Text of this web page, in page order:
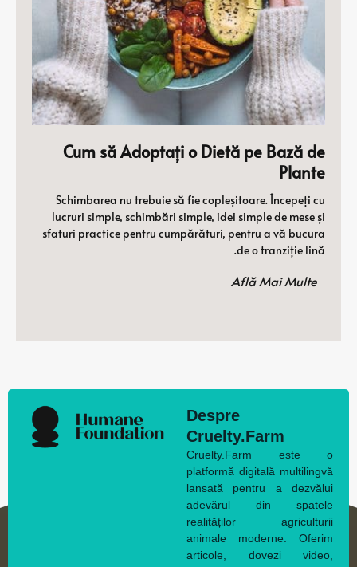
Cum să Adoptați o Dietă pe Bază de
Plante
Schimbarea nu trebuie să fie copleșitoare. Începeți cu
lucruri simple, schimbări simple, idei simple de mese și
sfaturi practice pentru cumpărături, pentru a vă bucura
de o tranziție lină.
Află Mai Multe
Despre
Cruelty.Farm
Cruelty.Farm este o
platformă digitală multilingvă
lansată pentru a dezvălui
adevărul din spatele
realităților agriculturii
animale moderne. Oferim
articole, dovezi video,